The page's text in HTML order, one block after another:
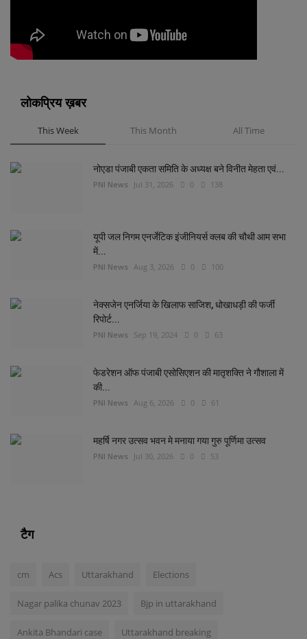
लोकप्रिय ख़बर
This Week This Month All Time
नोएडा पंजाबी एकता समिति के अध्यक्ष बने विनीत मेहता एवं...
PNI News Jul 31, 2026 0 138
यूपी जल निगम एनर्जेटिक इंजीनियर्स क्लब की चौथी आम सभा
में...
PNI News Aug 3, 2026 0 100
नेक्सजेन एनर्जिया के खिलाफ साजिश, धोखाधड़ी की फर्जी
रिपोर्ट...
PNI News Sep 19, 2024 0 63
फेडरेशन ऑफ पंजाबी एसोसिएशन की मातृशक्ति ने गौशाला में
की...
PNI News Aug 6, 2026 0 61
महर्षि नगर उत्सव भवन मे मनाया गया गुरु पूर्णिमा उत्सव
PNI News Jul 30, 2026 0 53
टैग
cm Acs Uttarakhand Elections
Nagar palika chunav 2023 Bjp in uttarakhand
Ankita Bhandari case Uttarakhand breaking